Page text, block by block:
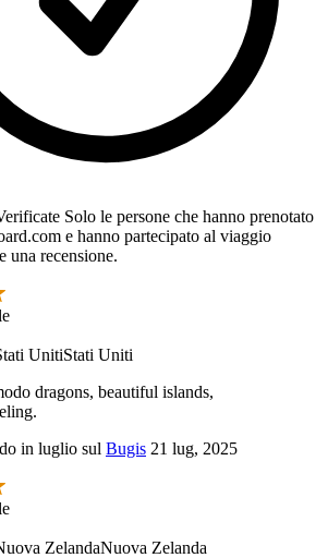
Solo le persone che hanno prenotato
e hanno partecipato al viaggio
una recensione.
Stati Uniti
dragons, beautiful islands,
in luglio sul Bugis 21 lug, 2025
Nuova Zelanda